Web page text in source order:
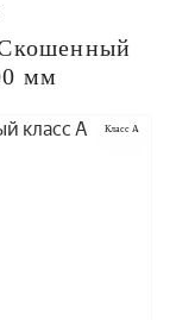
мм
Класс A